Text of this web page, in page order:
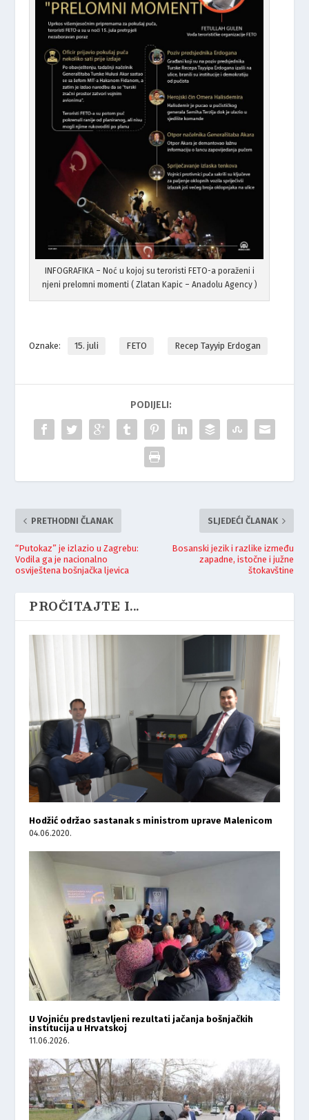
INFOGRAFIKA – Noć u kojoj su teroristi FETO-a poraženi i
njeni prelomni momenti ( Zlatan Kapic – Anadolu Agency )
Oznake: 15. juli FETO Recep Tayyip Erdogan
PODIJELI:
PRETHODNI ČLANAK
“Putokaz” je izlazio u Zagrebu:
Vodila ga je nacionalno
osviještena bošnjačka ljevica
SLJEDEĆI ČLANAK
Bosanski jezik i razlike između
zapadne, istočne i južne
štokavštine
PROČITAJTE I...
Hodžić održao sastanak s ministrom uprave Malenicom
04.06.2020.
U Vojniću predstavljeni rezultati jačanja bošnjačkih
institucija u Hrvatskoj
11.06.2026.